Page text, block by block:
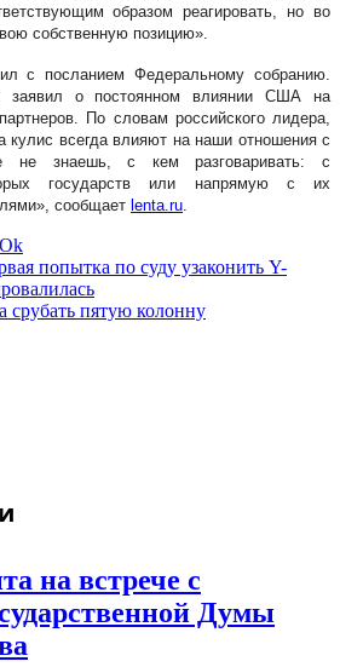
образом реагировать, но во
собственную позицию».
с посланием Федеральному собранию.
заявил о постоянном влиянии США на
По словам российского лидера,
всегда влияют на наши отношения с
не знаешь, с кем разговаривать: с
государств или напрямую с их
сообщает lenta.ru
Ok
попытка по суду узаконить Y-
срубать пятую колонну
на встрече с
Думы